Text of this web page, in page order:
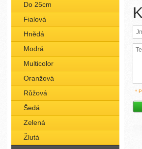
Do 25cm
Fialová
Hnědá
Modrá
Multicolor
Oranžová
Růžová
Šedá
Zelená
Žlutá
*